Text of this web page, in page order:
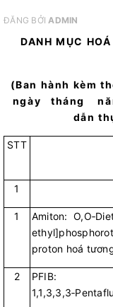
ĐĂNG BỞIADMIN
DANH MỤC
(Ban hành kèm
ngày tháng
dẫn
STT
1
1
Amiton:
proton hoá
2
PFIB: